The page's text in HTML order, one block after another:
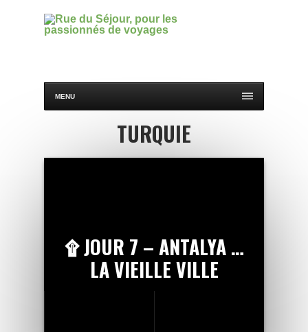
MENU
TURQUIE
۩ JOUR 7 – ANTALYA …
LA VIEILLE VILLE